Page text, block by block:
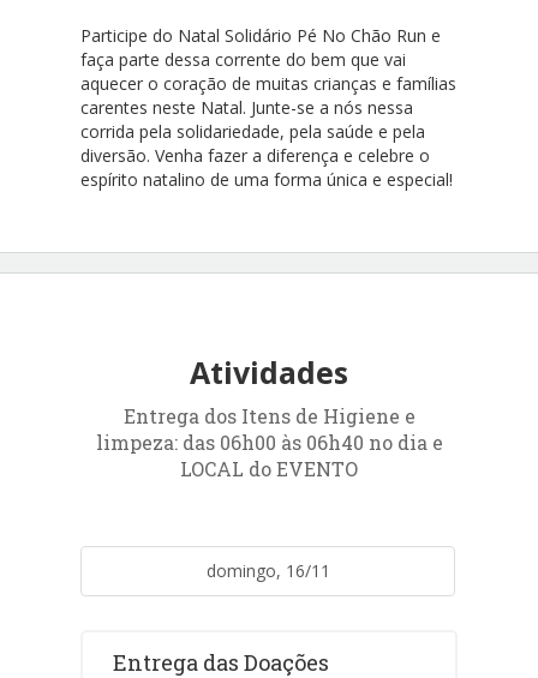
Participe do Natal Solidário Pé No Chão Run e
faça parte dessa corrente do bem que vai
aquecer o coração de muitas crianças e famílias
carentes neste Natal. Junte-se a nós nessa
corrida pela solidariedade, pela saúde e pela
diversão. Venha fazer a diferença e celebre o
espírito natalino de uma forma única e especial!
Atividades
Entrega dos Itens de Higiene e
limpeza: das 06h00 às 06h40 no dia e
LOCAL do EVENTO
domingo, 16/11
Entrega das Doações